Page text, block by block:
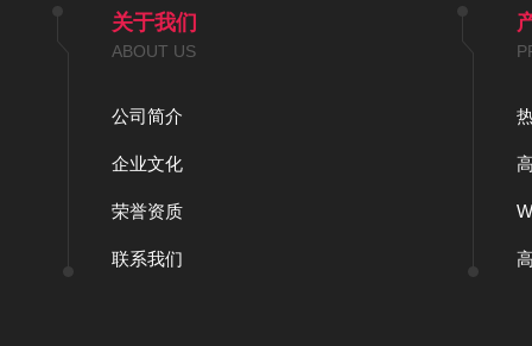
关于我们
ABOUT US
公司简介
企业文化
荣誉资质
联系我们